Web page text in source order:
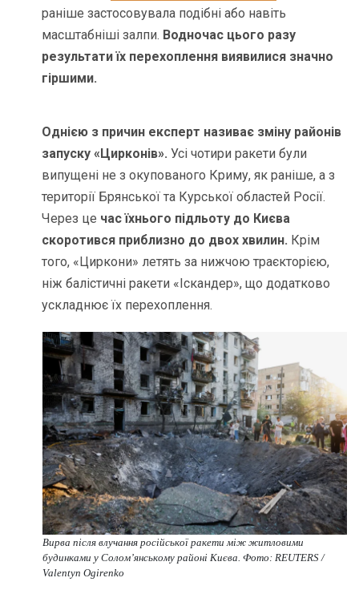
раніше застосовувала подібні або навіть
масштабніші залпи. Водночас цього разу
результати їх перехоплення виявилися значно
гіршими.
Однією з причин експерт називає зміну районів
запуску «Цирконів». Усі чотири ракети були
випущені не з окупованого Криму, як раніше, а з
території Брянської та Курської областей Росії.
Через це час їхнього підльоту до Києва
скоротився приблизно до двох хвилин. Крім
того, «Циркони» летять за нижчою траєкторією,
ніж балістичні ракети «Іскандер», що додатково
ускладнює їх перехоплення.
Вирва після влучання російської ракети між житловими
будинками у Солом’янському районі Києва. Фото: REUTERS /
Valentyn Ogirenko